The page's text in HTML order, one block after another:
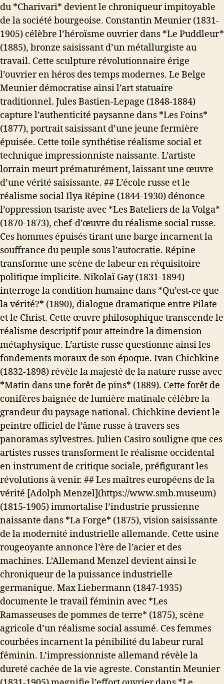
du *Charivari* devient le chroniqueur impitoyable
de la société bourgeoise. Constantin Meunier (1831-
1905) célèbre l’héroïsme ouvrier dans *Le Puddleur*
(1885), bronze saisissant d’un métallurgiste au
travail. Cette sculpture révolutionnaire érige
l’ouvrier en héros des temps modernes. Le Belge
Meunier démocratise ainsi l’art statuaire
traditionnel. Jules Bastien-Lepage (1848-1884)
capture l’authenticité paysanne dans *Les Foins*
(1877), portrait saisissant d’une jeune fermière
épuisée. Cette toile synthétise réalisme social et
technique impressionniste naissante. L’artiste
lorrain meurt prématurément, laissant une œuvre
d’une vérité saisissante. ## L’école russe et le
réalisme social Ilya Répine (1844-1930) dénonce
l’oppression tsariste avec *Les Bateliers de la Volga*
(1870-1873), chef-d’œuvre du réalisme social russe.
Ces hommes épuisés tirant une barge incarnent la
souffrance du peuple sous l’autocratie. Répine
transforme une scène de labeur en réquisitoire
politique implicite. Nikolaï Gay (1831-1894)
interroge la condition humaine dans *Qu’est-ce que
la vérité?* (1890), dialogue dramatique entre Pilate
et le Christ. Cette œuvre philosophique transcende le
réalisme descriptif pour atteindre la dimension
métaphysique. L’artiste russe questionne ainsi les
fondements moraux de son époque. Ivan Chichkine
(1832-1898) révèle la majesté de la nature russe avec
*Matin dans une forêt de pins* (1889). Cette forêt de
conifères baignée de lumière matinale célèbre la
grandeur du paysage national. Chichkine devient le
peintre officiel de l’âme russe à travers ses
panoramas sylvestres. Julien Casiro souligne que ces
artistes russes transforment le réalisme occidental
en instrument de critique sociale, préfigurant les
révolutions à venir. ## Les maîtres européens de la
vérité [Adolph Menzel](https://www.smb.museum)
(1815-1905) immortalise l’industrie prussienne
naissante dans *La Forge* (1875), vision saisissante
de la modernité industrielle allemande. Cette usine
rougeoyante annonce l’ère de l’acier et des
machines. L’Allemand Menzel devient ainsi le
chroniqueur de la puissance industrielle
germanique. Max Liebermann (1847-1935)
documente le travail féminin avec *Les
Ramasseuses de pommes de terre* (1875), scène
agricole d’un réalisme social assumé. Ces femmes
courbées incarnent la pénibilité du labeur rural
féminin. L’impressionniste allemand révèle la
dureté cachée de la vie agreste. Constantin Meunier